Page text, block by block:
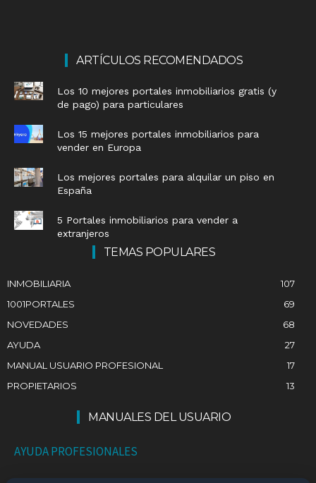
ARTÍCULOS RECOMENDADOS
Los 10 mejores portales inmobiliarios gratis (y
de pago) para particulares
Los 15 mejores portales inmobiliarios para
vender en Europa
Los mejores portales para alquilar un piso en
España
5 Portales inmobiliarios para vender a
extranjeros
TEMAS POPULARES
INMOBILIARIA
107
1001PORTALES
69
NOVEDADES
68
AYUDA
27
MANUAL USUARIO PROFESIONAL
17
PROPIETARIOS
13
MANUALES DEL USUARIO
AYUDA PROFESIONALES